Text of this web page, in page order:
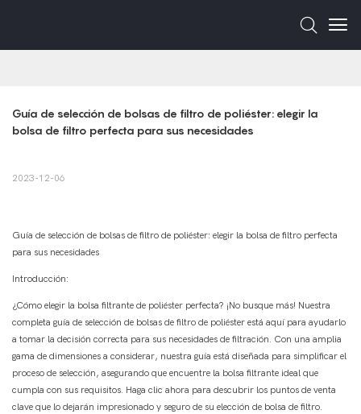
Guía de selección de bolsas de filtro de poliéster: elegir la
bolsa de filtro perfecta para sus necesidades
2023-12-06
Guía de selección de bolsas de filtro de poliéster: elegir la bolsa de filtro perfecta
para sus necesidades
Introducción:
¿Cómo elegir la bolsa filtrante de poliéster perfecta? ¡No busque más! Nuestra
completa guía de selección de bolsas de filtro de poliéster está aquí para ayudarlo
a tomar la decisión correcta para sus necesidades de filtración. Con una amplia
gama de dimensiones a considerar, nuestra guía está diseñada para simplificar el
proceso de selección, asegurando que encuentre la bolsa filtrante ideal que
cumpla con sus requisitos. Haga clic ahora para descubrir los puntos de venta
clave que lo dejarán impresionado y seguro de su elección de bolsa de filtro.